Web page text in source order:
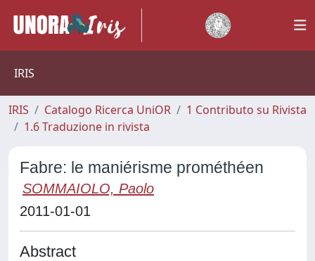
IRIS
IRIS Catalogo Ricerca UniOR
1 Contributo su Rivista
1.6 Traduzione in rivista
Fabre: le maniérisme prométhéen
SOMMAIOLO, Paolo
2011-01-01
Abstract